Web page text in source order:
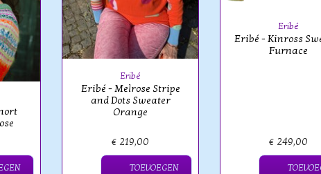
Eribé
Eribé - Melrose Stripe
and Dots Sweater
Orange
€ 219,00
TOEVOEGEN
Eribé
Eribé - Kinross
Furnace
€ 249,00